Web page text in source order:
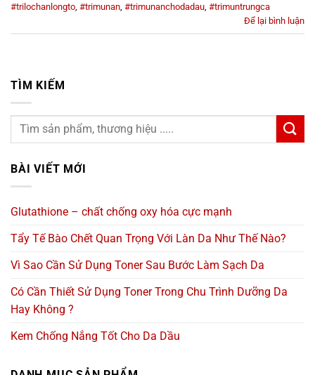
#trilochanlongto #trimunan #trimunanchodadau #trimuntrungca
Để lại bình luận
TÌM KIẾM
BÀI VIẾT MỚI
Glutathione – chất chống oxy hóa cực mạnh
Tẩy Tế Bào Chết Quan Trọng Với Làn Da Như Thế Nào?
Vì Sao Cần Sử Dụng Toner Sau Bước Làm Sạch Da
Có Cần Thiết Sử Dụng Toner Trong Chu Trình Dưỡng Da
Hay Không ?
Kem Chống Nắng Tốt Cho Da Dầu